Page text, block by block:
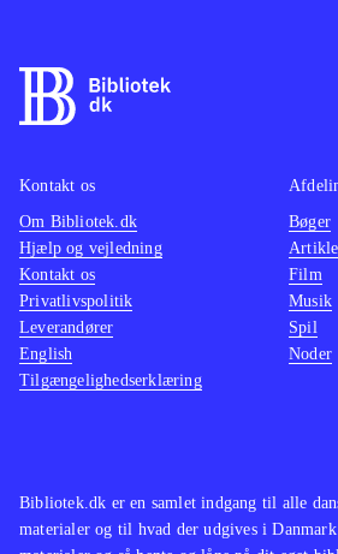
Bibliotek.dk er en samlet indgang til alle
materialer og til hvad der udgives i
Kontakt os
Om Bibliotek.dk
Hjælp og vejledning
Kontakt os
Privatlivspolitik
Leverandører
English
Tilgængelighedserklæring
Bøger
Film
Musik
Spil
Noder